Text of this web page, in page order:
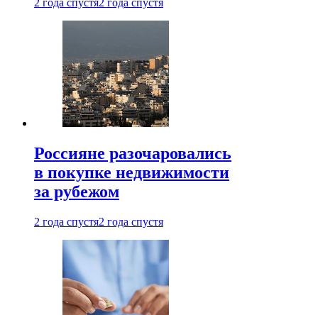
2 года спустя2 года спустя
Россияне разочаровались
в покупке недвижимости
за рубежом
2 года спустя2 года спустя